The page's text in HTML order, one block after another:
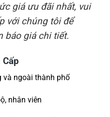
giá ưu đãi nhất, vui
với chúng tôi để
báo giá chi tiết.
và ngoài thành phố
nhân viên